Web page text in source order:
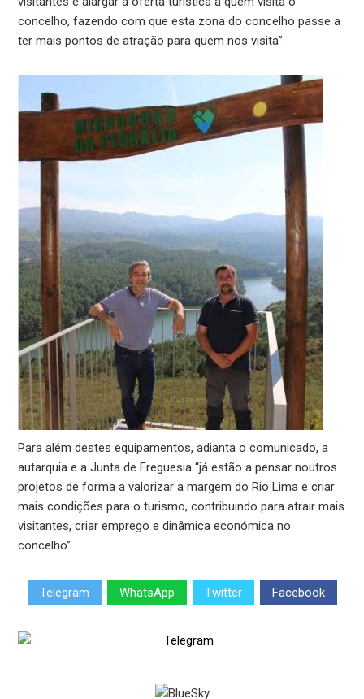
concelho, fazendo com que esta zona do concelho passe a
ter mais pontos de atração para quem nos visita”.
Para além destes equipamentos, adianta o comunicado, a
autarquia e a Junta de Freguesia “já estão a pensar noutros
projetos de forma a valorizar a margem do Rio Lima e criar
mais condições para o turismo, contribuindo para atrair mais
visitantes, criar emprego e dinâmica económica no
concelho”.
Telegram WhatsApp Twitter Facebook